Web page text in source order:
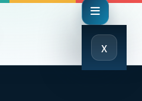
x
Close
Menu